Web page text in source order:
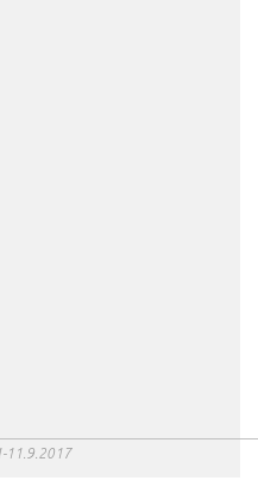
11.9.2017